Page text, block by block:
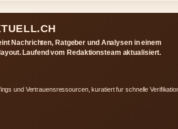
Nachrichten, Ratgeber und Analysen in einem
Laufend vom Redaktionsteam aktualisiert.
und Vertrauensressourcen, kuratiert fur schnelle